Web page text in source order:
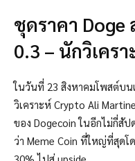
ชุดราคา Doge
0.3 – นักวิเครา
ในวันที่ 23 สิงหาคมโพสต์บ
วิเคราะห์ Crypto Ali
ของ Dogecoin ในอีกไม่กี่สั
ว่า Meme Coin ที่ใหญ่ที่สุดโ